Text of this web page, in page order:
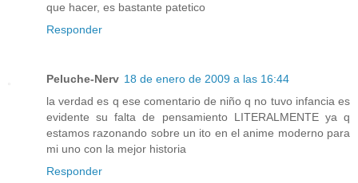
que hacer, es bastante patetico
Responder
Peluche-Nerv 18 de enero de 2009 a las 16:44
la verdad es q ese comentario de niño q no tuvo infancia es
evidente su falta de pensamiento LITERALMENTE ya q
estamos razonando sobre un ito en el anime moderno para
mi uno con la mejor historia
Responder